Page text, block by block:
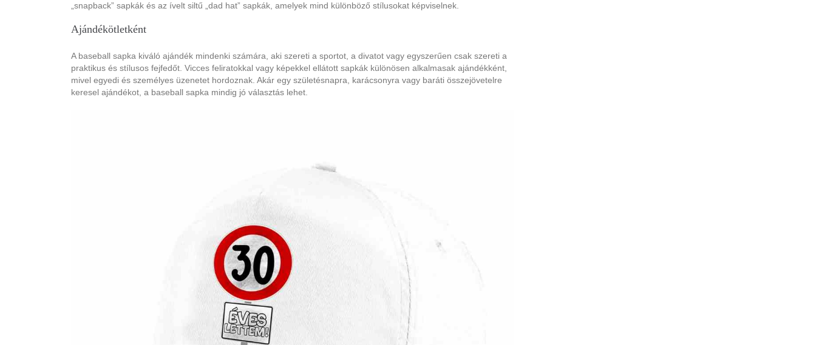
„snapback” sapkák és az ívelt siltű „dad hat” sapkák, amelyek mind különböző stílusokat képviselnek.
Ajándékötletként
A baseball sapka kiváló ajándék mindenki számára, aki szereti a sportot, a divatot vagy egyszerűen csak szereti a
praktikus és stílusos fejfedőt. Vicces feliratokkal vagy képekkel ellátott sapkák különösen alkalmasak ajándékként,
mivel egyedi és személyes üzenetet hordoznak. Akár egy születésnapra, karácsonyra vagy baráti összejövetelre
keresel ajándékot, a baseball sapka mindig jó választás lehet.